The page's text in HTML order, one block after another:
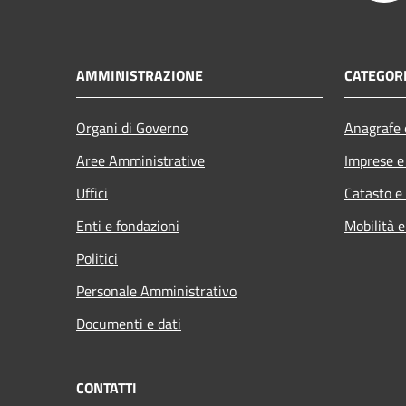
AMMINISTRAZIONE
Organi di Governo
Aree Amministrative
Uffici
Enti e fondazioni
Politici
Personale Amministrativo
Documenti e dati
Imprese
Catasto
Mobilità
CONTATTI